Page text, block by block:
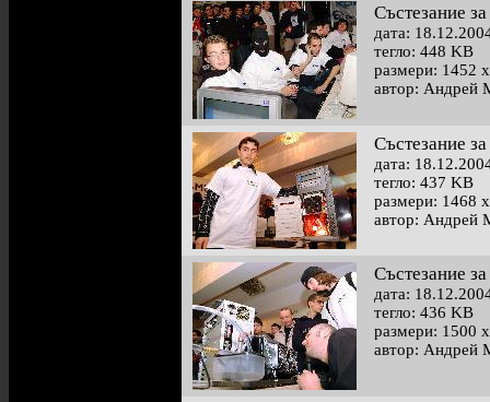
Състезание
дата:
тегло: 448 KB
размери: 1452
автор: Андрей
Състезание
дата:
тегло: 437 KB
размери: 1468
автор: Андрей
Състезание
дата:
тегло: 436 KB
размери: 1500
автор: Андрей